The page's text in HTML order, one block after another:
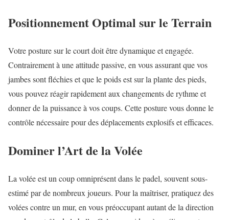
Positionnement Optimal sur le Terrain
Votre posture sur le court doit être dynamique et engagée.
Contrairement à une attitude passive, en vous assurant que vos
jambes sont fléchies et que le poids est sur la plante des pieds,
vous pouvez réagir rapidement aux changements de rythme et
donner de la puissance à vos coups. Cette posture vous donne le
contrôle nécessaire pour des déplacements explosifs et efficaces.
Dominer l’Art de la Volée
La volée est un coup omniprésent dans le padel, souvent sous-
estimé par de nombreux joueurs. Pour la maîtriser, pratiquez des
volées contre un mur, en vous préoccupant autant de la direction